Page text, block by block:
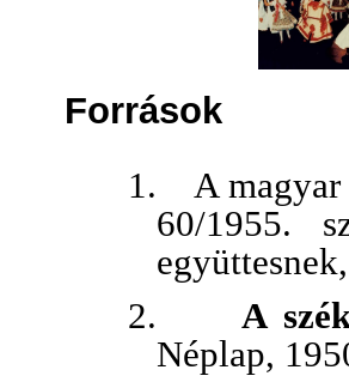
Források
1.
A
60/1955.
2.
A
Néplap,